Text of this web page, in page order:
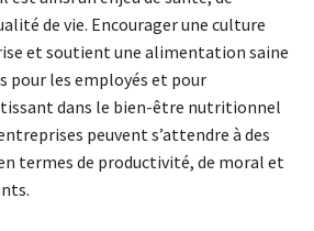
de vie. Encourager une culture
et soutient une alimentation saine
pour les employés et pour
dans le bien-être nutritionnel
peuvent s’attendre à des
termes de productivité, de moral et